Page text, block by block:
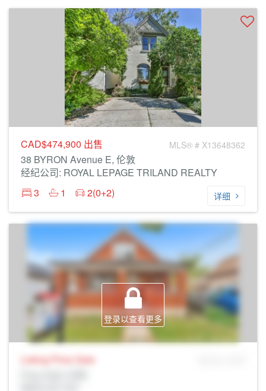
CAD$474,900 出售 MLS® # X13648362
38 BYRON Avenue E, 伦敦
经纪公司: ROYAL LEPAGE TRILAND REALTY
3
1 2(0+2) 详细
登录以查看更多
Listing Price Sale